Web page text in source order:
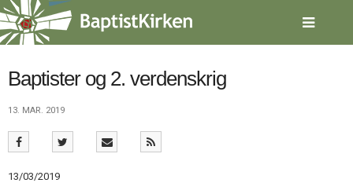
Spring
menu
over
gå
indholdVend
forsiden
1.0:
Forside
Baptister og 2. verdenskrig
13. MAR. 2019
13/03/2019